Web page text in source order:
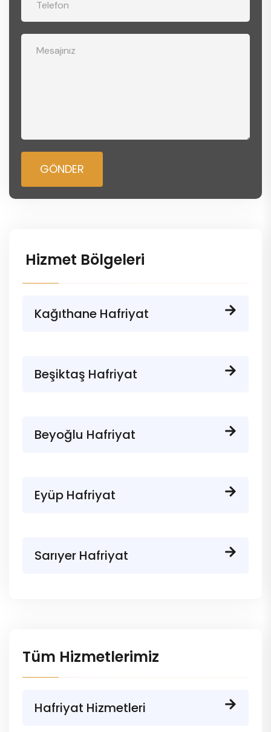
GÖNDER
Hizmet Bölgeleri
Kağıthane Hafriyat
Beşiktaş Hafriyat
Beyoğlu Hafriyat
Eyüp Hafriyat
Sarıyer Hafriyat
Tüm Hizmetlerimiz
Hafriyat Hizmetleri